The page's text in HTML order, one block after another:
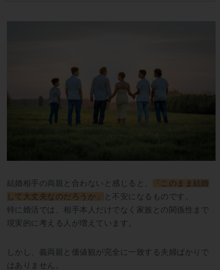
結婚相手の両親と合わないと感じると、
「このまま結婚
して大丈夫なのだろうか」
と不安になるものです。
特に婚活では、相手本人だけでなく家族との関係性まで
現実的に考える人が増えています。
しかし、義両親と価値観が完全に一致する夫婦ばかりで
はありません。